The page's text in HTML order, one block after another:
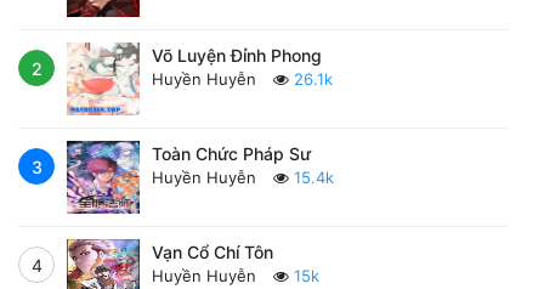
2
Võ Luyện Đỉnh Phong
Huyền Huyễn 26.1k
3
Toàn Chức Pháp Sư
Huyền Huyễn 15.4k
4
Vạn Cổ Chí Tôn
Huyền Huyễn 15k